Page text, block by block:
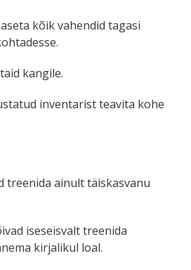
kõik vahendid tagasi
kangile.
inventarist teavita kohe
treenida ainult täiskasvanu
iseseisvalt treenida
kirjalikul loal.